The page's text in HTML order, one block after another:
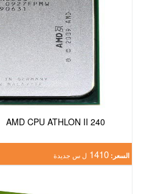
AMD CPU ATHLON II 240
السعر: 1410 ل س جديدة